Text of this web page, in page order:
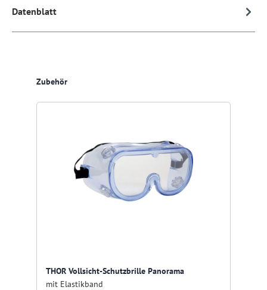
Datenblatt
Produktgalerie überspringen
Zubehör
THOR Vollsicht-Schutzbrille Panorama
mit Elastikband